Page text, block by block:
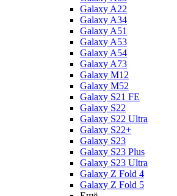
Galaxy A22
Galaxy A34
Galaxy A51
Galaxy A53
Galaxy A54
Galaxy A73
Galaxy M12
Galaxy M52
Galaxy S21 FE
Galaxy S22
Galaxy S22 Ultra
Galaxy S22+
Galaxy S23
Galaxy S23 Plus
Galaxy S23 Ultra
Galaxy Z Fold 4
Galaxy Z Fold 5